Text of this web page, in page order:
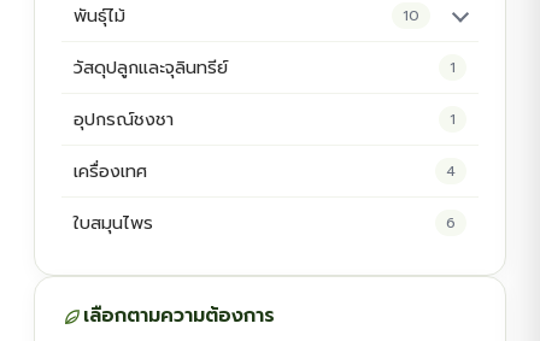
พันธุ์ไม้ 10
ต้นพันธุ์สมุนไพร 5
วัสดุปลูกและจุลินทรีย์ 1
อุปกรณ์ชงชา 1
เครื่องเทศ 4
ใบสมุนไพร 6
เลือกตามความต้องการ